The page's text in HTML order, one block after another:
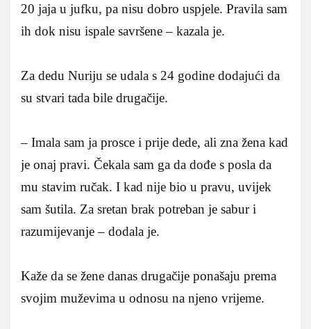
20 jaja u jufku, pa nisu dobro uspjele. Pravila sam
ih dok nisu ispale savršene – kazala je.
Za dedu Nuriju se udala s 24 godine dodajući da
su stvari tada bile drugačije.
– Imala sam ja prosce i prije dede, ali zna žena kad
je onaj pravi. Čekala sam ga da dođe s posla da
mu stavim ručak. I kad nije bio u pravu, uvijek
sam šutila. Za sretan brak potreban je sabur i
razumijevanje – dodala je.
Kaže da se žene danas drugačije ponašaju prema
svojim muževima u odnosu na njeno vrijeme.